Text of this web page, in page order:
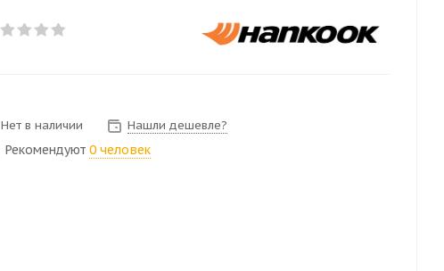
Нет в наличии Нашли дешевле?
Рекомендуют 0 человек